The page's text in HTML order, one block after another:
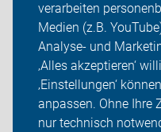
verarbeiten
Medien (z.B.
Analyse- und
‚Alles akzeptieren‘
‚Einstellungen‘
anpassen. Ohne Ihre
nur technisch
ADFC Dachau
Sei dabei
Presse
Login